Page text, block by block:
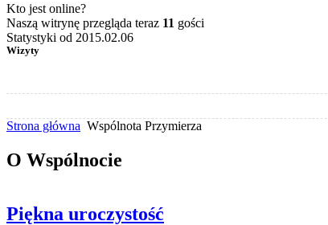
Kto jest online?
Naszą witrynę przegląda teraz 11 gości
Statystyki od 2015.02.06
Wizyty
Strona główna Wspólnota Przymierza
O Wspólnocie
Piękna uroczystość